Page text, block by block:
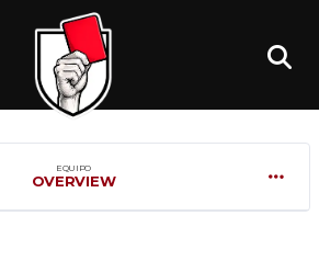
EQUIPO
OVERVIEW